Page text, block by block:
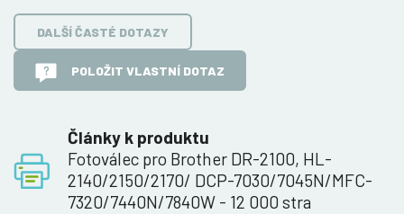
Články k produktu
Fotoválec pro Brother DR-2100, HL-
2140/2150/2170/ DCP-7030/7045N/MFC-
7320/7440N/7840W - 12 000 stra
DALŠÍ ČASTÉ DOTAZY
POLOŽIT VLASTNÍ DOTAZ